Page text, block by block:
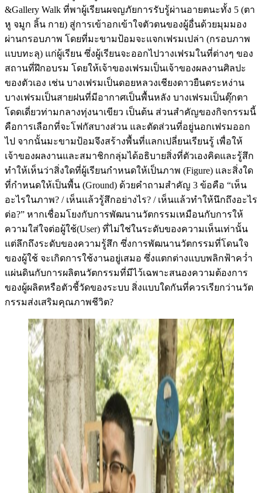
&Gallery Walk ที่พาผู้เรียนผจญภัยการรับรู้ผ่านอายตนะทั้ง 5 (ตา
หู จมูก ลิ้น กาย) สู่การเข้าอกเข้าใจตัวตนของผู้อื่นด้วยมุมมอง
ผ่านกรอบภาพ โดยที่มะขามป้อมจะแจกเฟรมเปล่า (กรอบภาพ
แบบทะลุ) แก่ผู้เรียน ซึ่งผู้เรียนจะออกไปวางเฟรมในที่ต่างๆ ของ
สถานที่ฝึกอบรม โดยให้เจ้าของเฟรมเป็นเจ้าของผลงานศิลปะ
ของตัวเอง เช่น บางเฟรมเป็นดอยหลวงเชียงดาวยืนตระหง่าน
บางเฟรมเป็นสายฝนที่มีอากาศเป็นพื้นหลัง บางเฟรมเป็นตุ๊กตา
โดดเดี่ยวท่ามกลางทุ่งนาเขียว เป็นต้น ส่วนสำคัญของกิจกรรมนี้
คือการเลือกที่จะโฟกัสบางส่วน และตัดส่วนที่อยู่นอกเฟรมออก
ไป จากนั้นมะขามป้อมจึงสร้างพื้นที่แลกเปลี่ยนเรียนรู้ เพื่อให้
เจ้าของผลงานและสมาชิกกลุ่มได้อธิบายสิ่งที่ตัวเองคิดและรู้สึก
ทำให้เห็นว่าสิ่งใดที่ผู้เรียนกำหนดให้เป็นภาพ (Figure) และสิ่งใด
ที่กำหนดให้เป็นพื้น (Ground) ด้วยคำถามสำคัญ 3 ข้อคือ “เห็น
อะไรในภาพ? / เห็นแล้วรู้สึกอย่างไร? / เห็นแล้วทำให้นึกถึงอะไร
ต่อ?” หากเชื่อมโยงกับการพัฒนานวัตกรรมเหมือนกับการให้
ความใส่ใจต่อผู้ใช้(User) ที่ไม่ใช่ในระดับของความเห็นเท่านั้น
แต่ลึกถึงระดับของความรู้สึก ซึ่งการพัฒนานวัตกรรมที่โดนใจ
ของผู้ใช้ จะเกิดการใช้งานอยู่เสมอ ซึ่งแตกต่างแบบพลิกฟ้าคว่ำ
แผ่นดินกับการผลิตนวัตกรรมที่มีไว้เฉพาะสนองความต้องการ
ของผู้ผลิตหรือตัวชี้วัดของระบบ สิ่งแบบใดกันที่ควรเรียกว่านวัต
กรรมส่งเสริมคุณภาพชีวิต?